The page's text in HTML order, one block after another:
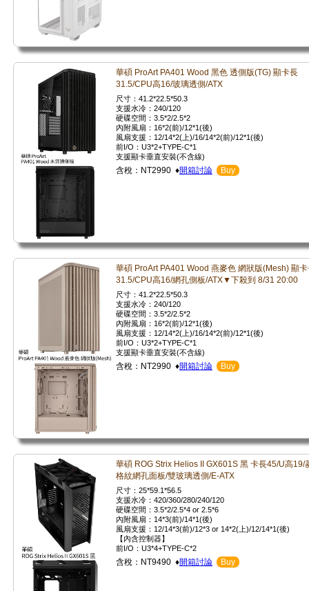
華碩 ProArt PA401 Wood 黑色 透側版(TG) 顯卡長
31.5/CPU高16/玻璃透側/ATX
尺寸：41.2*22.5*50.3
支援水冷：240/120
硬碟空間：3.5*2/2.5*2
內附風扇：16*2(前)/12*1(後)
風扇支援：12/14*2(上)/16/14*2(前)/12*1(後)
前I/O：U3*2+TYPE-C*1
支援顯卡垂直安裝(不含線)
含稅：NT2990 ♦開箱討論 Buy
華碩 ProArt PA401 Wood 燕麥色 網狀版(Mesh) 顯
31.5/CPU高16/網孔側板/ATX▼下殺到 8/31 20:00
尺寸：41.2*22.5*50.3
支援水冷：240/120
硬碟空間：3.5*2/2.5*2
內附風扇：16*2(前)/12*1(後)
風扇支援：12/14*2(上)/16/14*2(前)/12*1(後)
前I/O：U3*2+TYPE-C*1
支援顯卡垂直安裝(不含線)
含稅：NT2990 ♦開箱討論 Buy
華碩 ROG Strix Helios II GX601S 黑 卡長45/U高19/
格紋網孔面板/雙玻璃透側/E-ATX
尺寸：25*59.1*56.5
支援水冷：420/360/280/240/120
硬碟空間：3.5*2/2.5*4 or 2.5*6
內附風扇：14*3(前)/14*1(後)
風扇支援：12/14*3(前)/12*3 or 14*2(上)/12/14*1(後)
【內含控制器】
前I/O：U3*4+TYPE-C*2
含稅：NT9490 ♦開箱討論 Buy